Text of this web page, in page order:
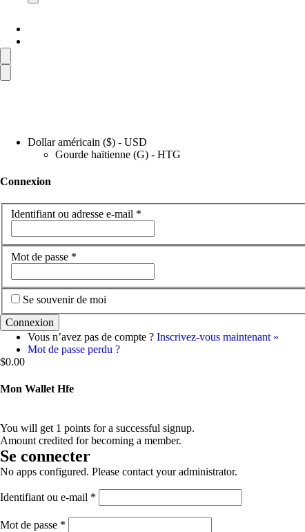
Dollar américain ($) - USD
Gourde haïtienne (G) - HTG
Connexion
Identifiant ou adresse e-mail *
Mot de passe *
Se souvenir de moi
Vous n’avez pas de compte ? Inscrivez-vous maintenant »
Mot de passe perdu ?
$0.00
Mon Wallet Hfe
You will get 1 points for a successful signup.
Amount credited for becoming a member.
Se connecter
No apps configured. Please contact your administrator.
Identifiant ou e-mail *
Mot de passe *